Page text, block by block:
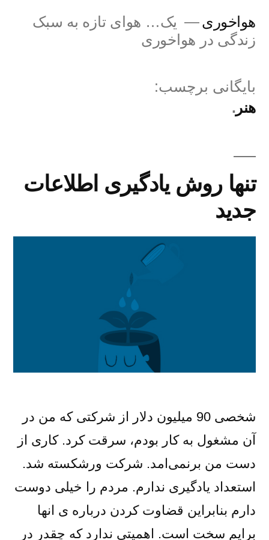
هواخوری
یک… هوای تازه به سبک
زندگی در هواخوری
بایگانی برچسب:
هنر
تنها روش یادگیری اطلاعات
جدید
شخصی 90 میلیون دلار از شرکتی که من در
آن مشغول به کار بودم، سرقت کرد. کاری از
دست من برنمی‌امد. شرکت ورشکسته شد.
استعداد یادگیری ندارم. مردم را خیلی دوست
دارم بنابراین قضاوت کردن درباره ی انها
برایم سخت است. اهمیتی ندارد که چقدر در